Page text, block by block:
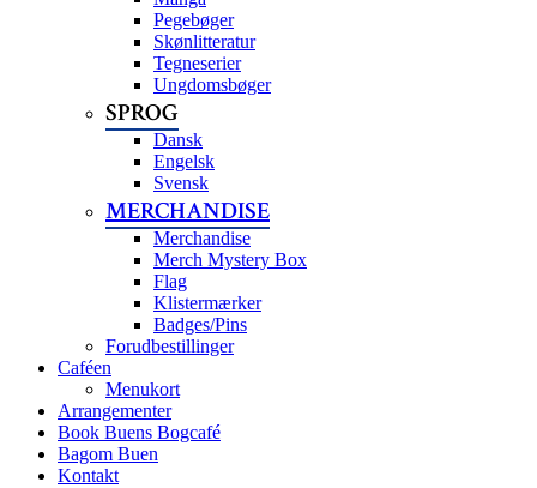
Pegebøger
Skønlitteratur
Tegneserier
Ungdomsbøger
SPROG
Dansk
Engelsk
Svensk
MERCHANDISE
Merchandise
Merch Mystery Box
Flag
Klistermærker
Badges/Pins
Forudbestillinger
Caféen
Menukort
Arrangementer
Book Buens Bogcafé
Bagom Buen
Kontakt